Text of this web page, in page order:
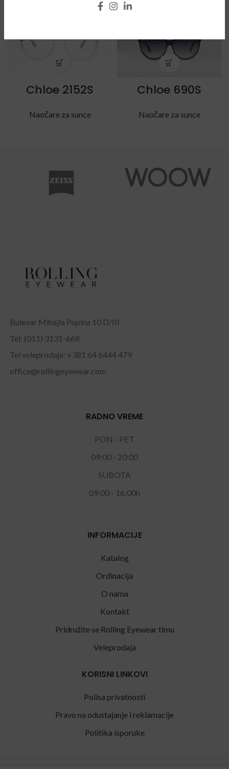
Chloe 2152S
Naočare za sunce
Chloe 690S
Naočare za sunce
Bulevar Mihajla Pupina 10 D/III
Tel: (011) 3131-668
Tel veleprodaje: +381 64 6444 479
office@rollingeyewear.com
RADNO VREME
PON - PET
09:00 - 20:00
SUBOTA
09:00 - 16:00h
INFORMACIJE
Katalog
Ordinacija
O nama
Kontakt
Pridružite se Rolling Eyewear timu
Veleprodaja
KORISNI LINKOVI
Polisa privatnosti
Pravo na odustajanje i reklamacije
Politika isporuke